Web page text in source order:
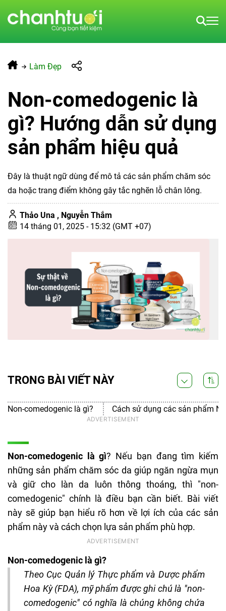
Làm Đẹp
Non-comedogenic là
gì? Hướng dẫn sử dụng
sản phẩm hiệu quả
Đây là thuật ngữ dùng để mô tả các sản phẩm chăm sóc
da hoặc trang điểm không gây tắc nghẽn lỗ chân lông.
Thảo Una , Nguyễn Thắm
14 tháng 01, 2025 - 15:32 (GMT +07)
Non-comedogenic là gì? Nếu bạn đang tìm kiếm
những sản phẩm chăm sóc da giúp ngăn ngừa mụn
và giữ cho làn da luôn thông thoáng, thì "non-
comedogenic" chính là điều bạn cần biết. Bài viết
này sẽ giúp bạn hiểu rõ hơn về lợi ích của các sản
phẩm này và cách chọn lựa sản phẩm phù hợp.
Non-comedogenic là gì?
Theo Cục Quản lý Thực phẩm và Dược phẩm
Hoa Kỳ (FDA), mỹ phẩm được ghi chú là "non-
comedogenic" có nghĩa là chúng không chứa
TRONG BÀI VIẾT NÀY
Non-comedogenic là gì? Cách sử dụng các sản phẩm